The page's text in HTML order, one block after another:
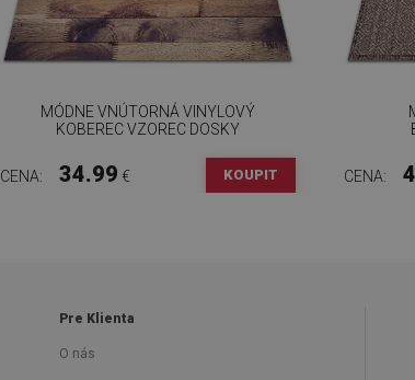
MÓDNE VNÚTORNÁ VINYLOVÝ
KOBEREC VZOREC DOSKY
CENA: 34.99 € KOUPIT CENA:
Pre Klienta
O nás